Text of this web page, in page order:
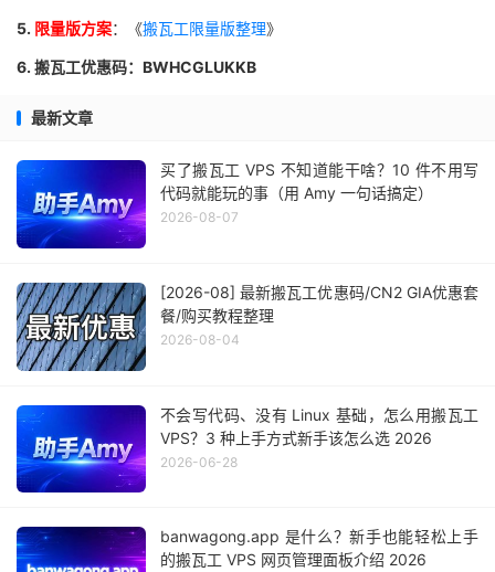
5. 限量版方案：《搬瓦工限量版整理》
6. 搬瓦工优惠码：BWHCGLUKKB
最新文章
买了搬瓦工 VPS 不知道能干啥？10 件不用写
代码就能玩的事（用 Amy 一句话搞定）
2026-08-07
[2026-08] 最新搬瓦工优惠码/CN2 GIA优惠套
餐/购买教程整理
2026-08-04
不会写代码、没有 Linux 基础，怎么用搬瓦工
VPS？3 种上手方式新手该怎么选 2026
2026-06-28
banwagong.app 是什么？新手也能轻松上手
的搬瓦工 VPS 网页管理面板介绍 2026